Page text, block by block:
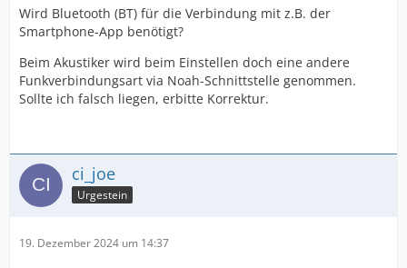
Wird Bluetooth (BT) für die Verbindung mit z.B. der
Smartphone-App benötigt?
Beim Akustiker wird beim Einstellen doch eine andere
Funkverbindungsart via Noah-Schnittstelle genommen.
Sollte ich falsch liegen, erbitte Korrektur.
ci_joe
Urgestein
19. Dezember 2024 um 14:37